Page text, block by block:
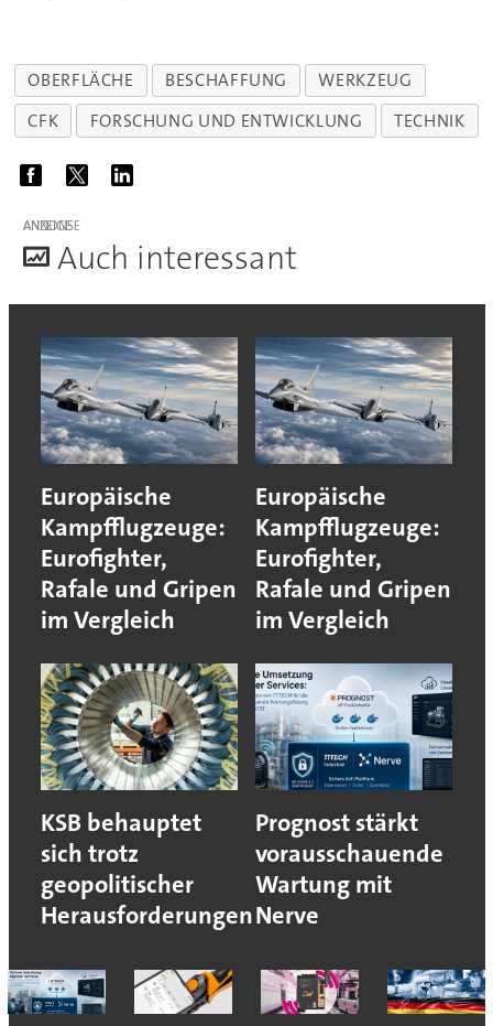
OBERFLÄCHE BESCHAFFUNG
WERKZEUG
CFK
FORSCHUNG UND ENTWICKLUNG TECHNIK
ANZEIGE
Auch interessant
Europäische
Kampfflugzeuge:
Eurofighter,
Rafale und Gripen
im Vergleich
Europäische
Kampfflugzeuge:
Eurofighter,
Rafale und Gripen
im Vergleich
KSB behauptet
sich trotz
geopolitischer
Herausforderungen
Prognost stärkt
vorausschauende
Wartung mit
Nerve